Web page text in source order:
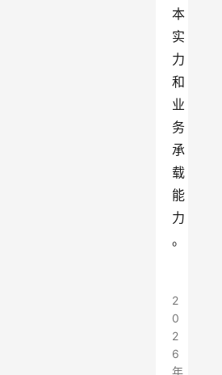
本
实
力
和
业
务
承
载
能
力
。
2
0
2
6
年